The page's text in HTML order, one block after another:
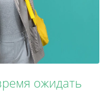
ожидать